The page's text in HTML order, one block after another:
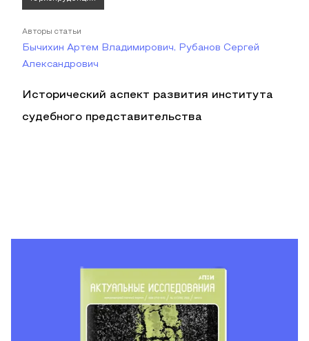
Авторы статьи
Бычихин Артем Владимирович, Рубанов Сергей
Александрович
Исторический аспект развития института
судебного представительства